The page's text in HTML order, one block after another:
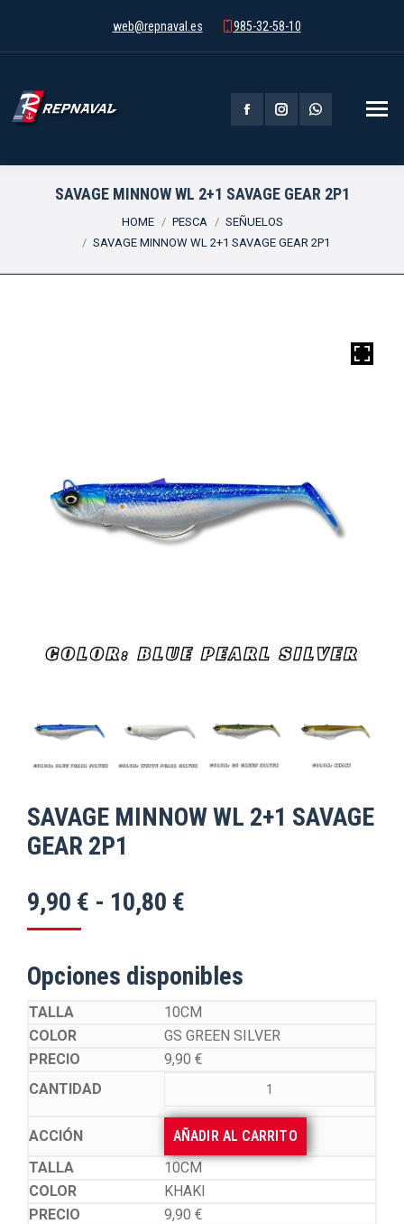
web@repnaval.es 985-32-58-10
Facebook
opens
in
Instagram
opens
in
Whatsapp
opens
SAVAGE MINNOW WL 2+1 SAVAGE GEAR 2P1
HOME PESCA
SEÑUELOS
SAVAGE MINNOW WL 2+1 SAVAGE GEAR 2P1
SAVAGE MINNOW WL 2+1 SAVAGE
GEAR 2P1
9,90 € - 10,80 €
precios:
desde
9,90 €
hasta
10,80 €
Opciones disponibles
10CM
GS GREEN SILVER
9,90 €
AÑADIR AL CARRITO
10CM
KHAKI
9,90 €